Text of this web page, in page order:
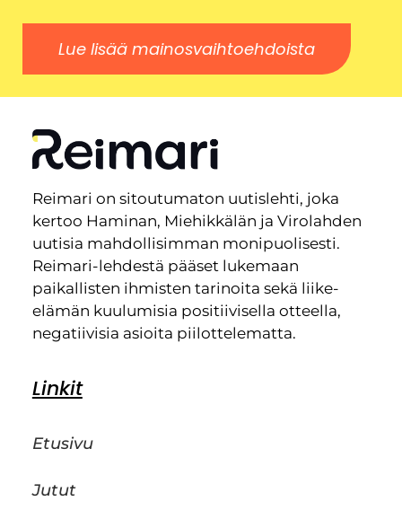
Lue lisää mainosvaihtoehdoista
Reimari on sitoutumaton uutislehti, joka
kertoo Haminan, Miehikkälän ja Virolahden
uutisia mahdollisimman monipuolisesti.
Reimari-lehdestä pääset lukemaan
paikallisten ihmisten tarinoita sekä liike-
elämän kuulumisia positiivisella otteella,
negatiivisia asioita piilottelematta.
Linkit
Etusivu
Jutut